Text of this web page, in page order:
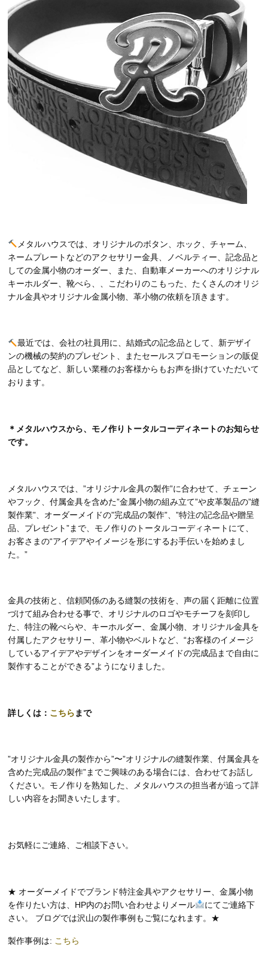
メタルハウスでは、オリジナルのボタン、ホック、チャーム、
ネームプレートなどのアクセサリー金具、ノベルティー、記念品と
しての金属小物のオーダー、また、自動車メーカーへのオリジナル
キーホルダー、靴べら、、こだわりのこもった、たくさんのオリジ
ナル金具やオリジナル金属小物、革小物の依頼を頂きます。
最近では、会社の社員用に、結婚式の記念品として、新デザイ
ンの機械の契約のプレゼント、またセールスプロモーションの販促
品としてなど、新しい業種のお客様からもお声を掛けていただいて
おります。
＊メタルハウスから、モノ作りトータルコーディネートのお知らせ
です。
メタルハウスでは、”オリジナル金具の製作”に合わせて、チェーン
やフック、付属金具を含めた”金属小物の組み立て”や皮革製品の”縫
製作業”、オーダーメイドの”完成品の製作”、”特注の記念品や贈呈
品、プレゼント”まで、モノ作りのトータルコーディネートにて、
お客さまの“アイデアやイメージを形にするお手伝いを始めまし
た。”
金具の技術と、信頼関係のある縫製の技術を、声の届く距離に位置
づけて組み合わせる事で、オリジナルのロゴやモチーフを刻印し
た、特注の靴べらや、キーホルダー、金属小物、オリジナル金具を
付属したアクセサリー、革小物やベルトなど、“お客様のイメージ
しているアイデアやデザインをオーダーメイドの完成品まで自由に
製作することができる”ようになりました。
詳しくは： こちら まで
”オリジナル金具の製作から”〜”オリジナルの縫製作業、付属金具を
含めた完成品の製作”までご興味のある場合には、合わせてお話し
ください。モノ作りを熟知した、メタルハウスの担当者が追って詳
しい内容をお聞きいたします。
お気軽にご連絡、ご相談下さい。
★ オーダーメイドでブランド特注金具やアクセサリー、金属小物
を作りたい方は、HP内のお問い合わせよりメール
にてご連絡下
さい。 ブログでは沢山の製作事例もご覧になれます。★
製作事例は: こちら